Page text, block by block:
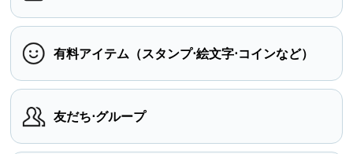
有料アイテム（スタンプ⋅絵文字⋅コインなど）
友だち⋅グループ